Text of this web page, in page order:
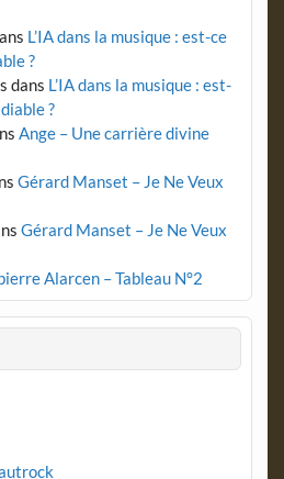
L’IA dans la musique : est-ce
?
dans L’IA dans la musique : est-
?
Ange – Une carrière divine
Gérard Manset – Je Ne Veux
Gérard Manset – Je Ne Veux
Alarcen – Tableau N°2